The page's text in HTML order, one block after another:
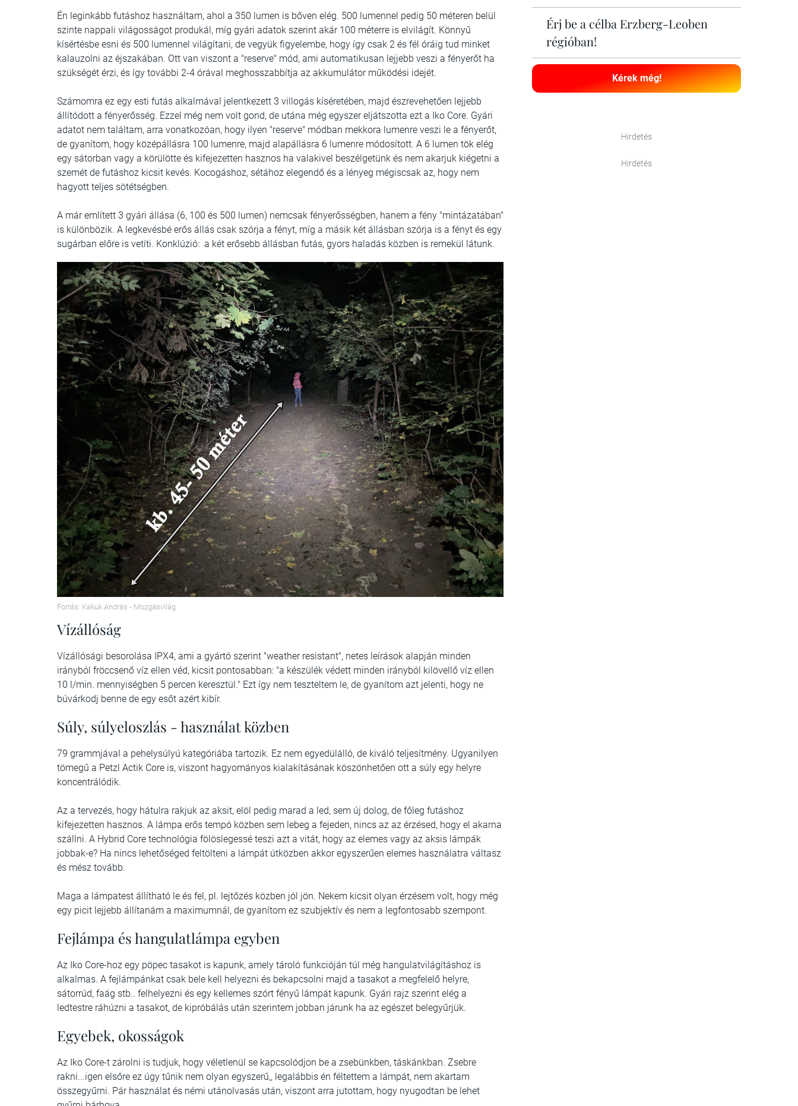
Én leginkább futáshoz használtam, ahol a 350 lumen is bőven elég. 500 lumennel pedig 50 méteren belül
szinte nappali világosságot produkál, míg gyári adatok szerint akár 100 méterre is elvilágít. Könnyű
kísértésbe esni és 500 lumennel világítani, de vegyük figyelembe, hogy így csak 2 és fél óráig tud minket
kalauzolni az éjszakában. Ott van viszont a "reserve" mód, ami automatikusan lejjebb veszi a fényerőt ha
szükségét érzi, és így további 2-4 órával meghosszabbítja az akkumulátor működési idejét.
Számomra ez egy esti futás alkalmával jelentkezett 3 villogás kíséretében, majd észrevehetően lejjebb
állítódott a fényerősség. Ezzel még nem volt gond, de utána még egyszer eljátszotta ezt a Iko Core. Gyári
adatot nem találtam, arra vonatkozóan, hogy ilyen "reserve" módban mekkora lumenre veszi le a fényerőt,
de gyanítom, hogy középállásra 100 lumenre, majd alapállásra 6 lumenre módosított. A 6 lumen tök elég
egy sátorban vagy a körülötte és kifejezetten hasznos ha valakivel beszélgetünk és nem akarjuk kiégetni a
szemét de futáshoz kicsit kevés. Kocogáshoz, sétához elegendő és a lényeg mégiscsak az, hogy nem
hagyott teljes sötétségben.
A már említett 3 gyári állása (6, 100 és 500 lumen) nemcsak fényerősségben, hanem a fény "mintázatában"
is különbözik. A legkevésbé erős állás csak szórja a fényt, míg a másik két állásban szórja is a fényt és egy
sugárban előre is vetíti. Konklúzió: a két erősebb állásban futás, gyors haladás közben is remekül látunk.
Forrás: Kakuk András - Mozgásvilág
Vízállóság
Vízállósági besorolása IPX4, ami a gyártó szerint "weather resistant", netes leírások alapján minden
irányból fröccsenő víz ellen véd, kicsit pontosabban: "a készülék védett minden irányból kilövellő víz ellen
10 l/min. mennyiségben 5 percen keresztül." Ezt így nem teszteltem le, de gyanítom azt jelenti, hogy ne
búvárkodj benne de egy esőt azért kibír.
Súly, súlyeloszlás - használat közben
79 grammjával a pehelysúlyú kategóriába tartozik. Ez nem egyedülálló, de kiváló teljesítmény. Ugyanilyen
tömegű a Petzl Actik Core is, viszont hagyományos kialakításának köszönhetően ott a súly egy helyre
koncentrálódik.
Az a tervezés, hogy hátulra rakjuk az aksit, elöl pedig marad a led, sem új dolog, de főleg futáshoz
kifejezetten hasznos. A lámpa erős tempó közben sem lebeg a fejeden, nincs az az érzésed, hogy el akarna
szállni. A Hybrid Core technológia fölöslegessé teszi azt a vitát, hogy az elemes vagy az aksis lámpák
jobbak-e? Ha nincs lehetőséged feltölteni a lámpát útközben akkor egyszerűen elemes használatra váltasz
és mész tovább.
Maga a lámpatest állítható le és fel, pl. lejtőzés közben jól jön. Nekem kicsit olyan érzésem volt, hogy még
egy picit lejjebb állítanám a maximumnál, de gyanítom ez szubjektív és nem a legfontosabb szempont.
Fejlámpa és hangulatlámpa egyben
Az Iko Core-hoz egy pöpec tasakot is kapunk, amely tároló funkcióján túl még hangulatvilágításhoz is
alkalmas. A fejlámpánkat csak bele kell helyezni és bekapcsolni majd a tasakot a megfelelő helyre,
sátorrúd, faág stb.. felhelyezni és egy kellemes szórt fényű lámpát kapunk. Gyári rajz szerint elég a
ledtestre ráhúzni a tasakot, de kipróbálás után szerintem jobban járunk ha az egészet belegyűrjük.
Egyebek, okosságok
Az Iko Core-t zárolni is tudjuk, hogy véletlenül se kapcsolódjon be a zsebünkben, táskánkban. Zsebre
rakni...igen elsőre ez úgy tűnik nem olyan egyszerű,, legalábbis én féltettem a lámpát, nem akartam
összegyűrni. Pár használat és némi utánolvasás után, viszont arra jutottam, hogy nyugodtan be lehet
Érj be a célba Erzberg-Leoben
régióban!
Kérek még!
Hirdetés
Hirdetés